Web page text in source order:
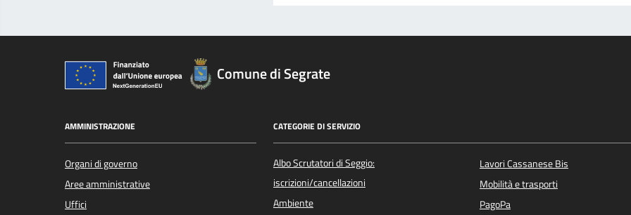
Comune di Segrate
AMMINISTRAZIONE
Organi di governo
Aree amministrative
Uffici
CATEGORIE DI SERVIZIO
Albo Scrutatori di Seggio:
iscrizioni/cancellazioni
Ambiente
Lavori Cassanese Bis
Mobilità e trasporti
PagoPa